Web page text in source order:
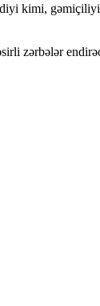
kimi,
zərbələr